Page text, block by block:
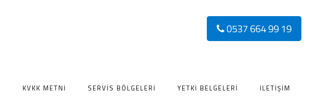
0537 664 99 19
KVKK METNI SERVIS BÖLGELERI YETKI BELGELERI İLETIŞIM